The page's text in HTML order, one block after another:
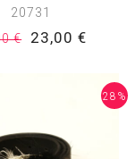
20731
€
23,00 €
28%